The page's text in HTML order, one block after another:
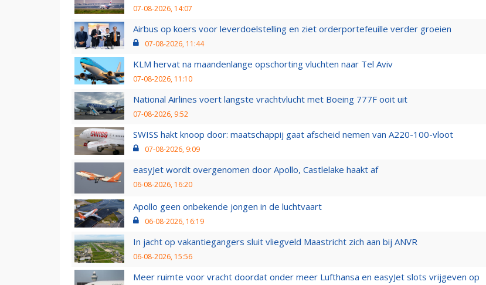
07-08-2026, 14:07
Airbus op koers voor leverdoelstelling en ziet orderportefeuille verder groeien
07-08-2026, 11:44
KLM hervat na maandenlange opschorting vluchten naar Tel Aviv
07-08-2026, 11:10
National Airlines voert langste vrachtvlucht met Boeing 777F ooit uit
07-08-2026, 9:52
SWISS hakt knoop door: maatschappij gaat afscheid nemen van A220-100-vloot
07-08-2026, 9:09
easyJet wordt overgenomen door Apollo, Castlelake haakt af
06-08-2026, 16:20
Apollo geen onbekende jongen in de luchtvaart
06-08-2026, 16:19
In jacht op vakantiegangers sluit vliegveld Maastricht zich aan bij ANVR
06-08-2026, 15:56
Meer ruimte voor vracht doordat onder meer Lufthansa en easyJet slots vrijgeven op